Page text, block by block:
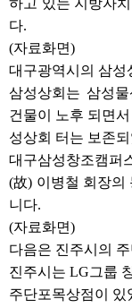
하고 있는 지방자
다.
(자료화면)
대구광역시의 삼성
삼성상회는 삼성
건물이 노후 되면
성상회 터는 보존
대구삼성창조캠퍼
(故) 이병철 회장의
니다.
(자료화면)
다음은 진주시의
진주시는 LG그룹
주단포목상점이 있